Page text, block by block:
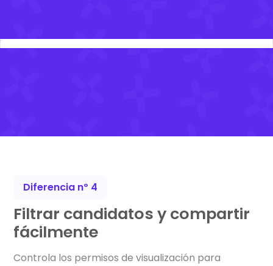
Diferencia nº 4
Filtrar candidatos y compartir
fácilmente
Controla los permisos de visualización para